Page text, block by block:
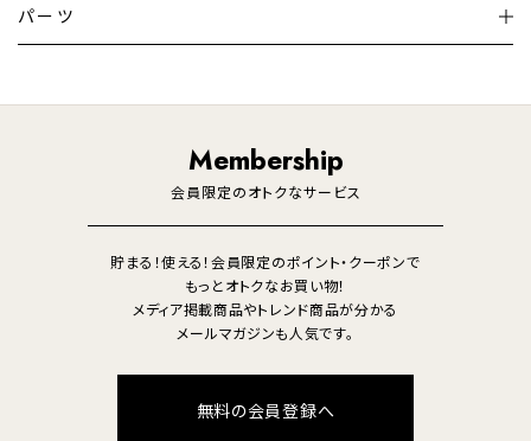
暖房機 掃除機
調理家電 生活家電
デスクライト
テレビ
パーツ
Membership
会員限定のオトクなサービス
貯まる！使える！会員限定のポイント・クーポンで
もっとオトクなお買い物！
メディア掲載商品やトレンド商品が分かる
メールマガジンも人気です。
無料の会員登録へ